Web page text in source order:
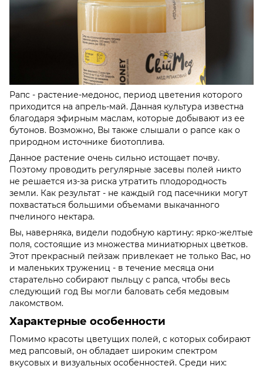
Рапс - растение-медонос, период цветения которого
приходится на апрель-май. Данная культура известна
благодаря эфирным маслам, которые добывают из ее
бутонов. Возможно, Вы также слышали о рапсе как о
природном источнике биотоплива.
Данное растение очень сильно истощает почву.
Поэтому проводить регулярные засевы полей никто
не решается из-за риска утратить плодородность
земли. Как результат - не каждый год пасечники могут
похвастаться большими объемами выкачанного
пчелиного нектара.
Вы, наверняка, видели подобную картину: ярко-желтые
поля, состоящие из множества миниатюрных цветков.
Этот прекрасный пейзаж привлекает не только Вас, но
и маленьких тружениц - в течение месяца они
старательно собирают пыльцу с рапса, чтобы весь
следующий год Вы могли баловать себя медовым
лакомством.
Характерные особенности
Помимо красоты цветущих полей, с которых собирают
мед рапсовый, он обладает широким спектром
вкусовых и визуальных особенностей. Среди них: